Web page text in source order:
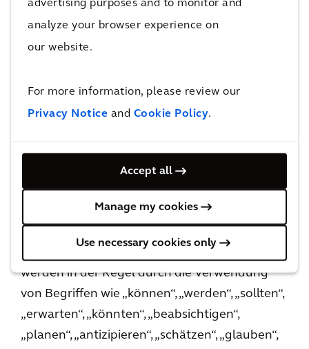
advertising purposes and to monitor and
analyze your browser experience on
our website.
For more information, please review our
Privacy Notice and Cookie Policy.
Accept all
Manage my cookies
Use necessary cookies only
(einschließlich Aussagen in Bezug auf
Anlageziele, andere Pläne und Ziele des
Managements für die zukünftige
Entwicklung oder diesbezügliche Annahmen
oder Prognosen), sind zukunftsgerichtete
tatsächlichen Ereignisse oder die Ergebnisse
unserer Geschäftstätigkeit können wesentlich
von den in den zukunftsgerichteten Aussagen
enthaltenen oder implizierten Ereignissen
abweichen. Zukunftsgerichtete Aussagen
werden in der Regel durch die Verwendung
von Begriffen wie „können“, „werden“, „sollten“,
„erwarten“, „könnten“, „beabsichtigen“,
„planen“, „antizipieren“, „schätzen“, „glauben“,